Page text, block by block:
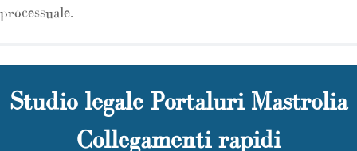
processuale.
Studio legale Portaluri Mastrolia
Collegamenti rapidi